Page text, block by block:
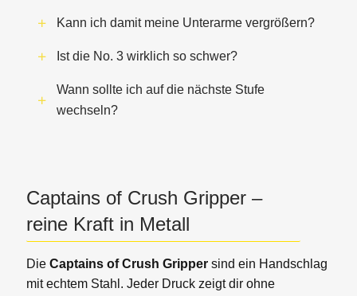
Kann ich damit meine Unterarme vergrößern?
Ist die No. 3 wirklich so schwer?
Wann sollte ich auf die nächste Stufe
wechseln?
Captains of Crush Gripper –
reine Kraft in Metall
Die Captains of Crush Grippersind ein Handschlag
mit echtem Stahl. Jeder Druck zeigt dir ohne